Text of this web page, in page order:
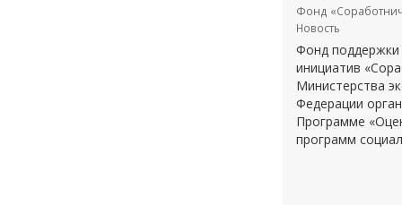
Фонд
Новость
Фонд поддержки
инициатив
Министерства
Федерации
Программе
программ